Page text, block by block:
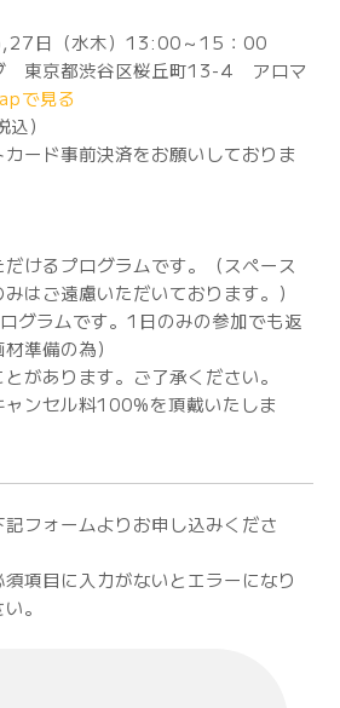
日（水木）13:00～15：00
東京都渋谷区桜丘町13-4 アロマ
で見る
）
ード事前決済をお願いしておりま
けるプログラムです。（スペース
はご遠慮いただいております。）
グラムです。1日のみの参加でも返
準備の為）
があります。ご了承ください。
ンセル料100%を頂戴いたしま
フォームよりお申し込みくださ
項目に入力がないとエラーになり
。